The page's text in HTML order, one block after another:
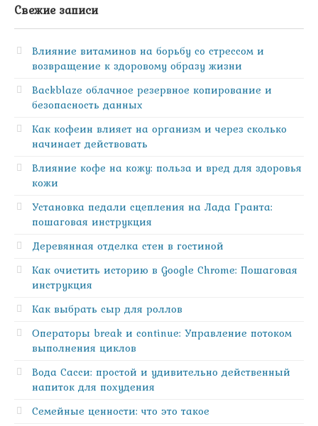
Свежие записи
Влияние витаминов на борьбу со стрессом и
возвращение к здоровому образу жизни
Backblaze облачное резервное копирование и
безопасность данных
Как кофеин влияет на организм и через сколько
начинает действовать
Влияние кофе на кожу: польза и вред для здоровья
кожи
Установка педали сцепления на Лада Гранта:
пошаговая инструкция
Деревянная отделка стен в гостиной
Как очистить историю в Google Chrome: Пошаговая
инструкция
Как выбрать сыр для роллов
Операторы break и continue: Управление потоком
выполнения циклов
Вода Сасси: простой и удивительно действенный
напиток для похудения
Семейные ценности: что это такое